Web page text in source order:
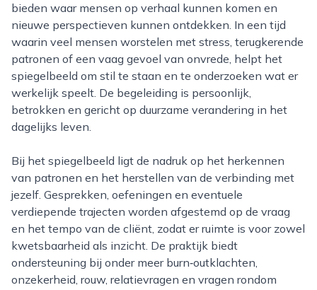
bieden waar mensen op verhaal kunnen komen en
nieuwe perspectieven kunnen ontdekken. In een tijd
waarin veel mensen worstelen met stress, terugkerende
patronen of een vaag gevoel van onvrede, helpt het
spiegelbeeld om stil te staan en te onderzoeken wat er
werkelijk speelt. De begeleiding is persoonlijk,
betrokken en gericht op duurzame verandering in het
dagelijks leven.
Bij het spiegelbeeld ligt de nadruk op het herkennen
van patronen en het herstellen van de verbinding met
jezelf. Gesprekken, oefeningen en eventuele
verdiepende trajecten worden afgestemd op de vraag
en het tempo van de cliënt, zodat er ruimte is voor zowel
kwetsbaarheid als inzicht. De praktijk biedt
ondersteuning bij onder meer burn‑outklachten,
onzekerheid, rouw, relatievragen en vragen rondom